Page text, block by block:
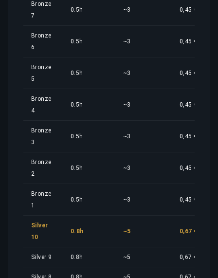
Bronze
7
0.5h ~3 0,45 €
Bronze
6
0.5h ~3 0,45 €
Bronze
5
0.5h ~3 0,45 €
Bronze
4
0.5h ~3 0,45 €
Bronze
3
0.5h ~3 0,45 €
Bronze
2
0.5h ~3 0,45 €
Bronze
1
0.5h ~3 0,45 €
Silver
10
0.8h ~5 0,67 €
Silver 9 0.8h ~5 0,67 €